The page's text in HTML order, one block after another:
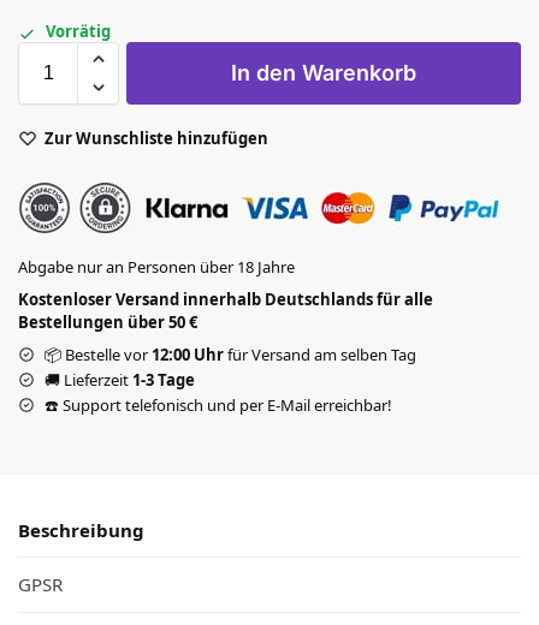
Vorrätig
In den Warenkorb
Zur Wunschliste hinzufügen
Abgabe nur an Personen über 18 Jahre
Kostenloser Versand innerhalb Deutschlands für alle
Bestellungen über 50 €
📦 Bestelle vor12:00 Uhrfür Versand am selben Tag
🚚 Lieferzeit 1-3 Tage
☎️ Support telefonisch und per E-Mail erreichbar!
Beschreibung
GPSR